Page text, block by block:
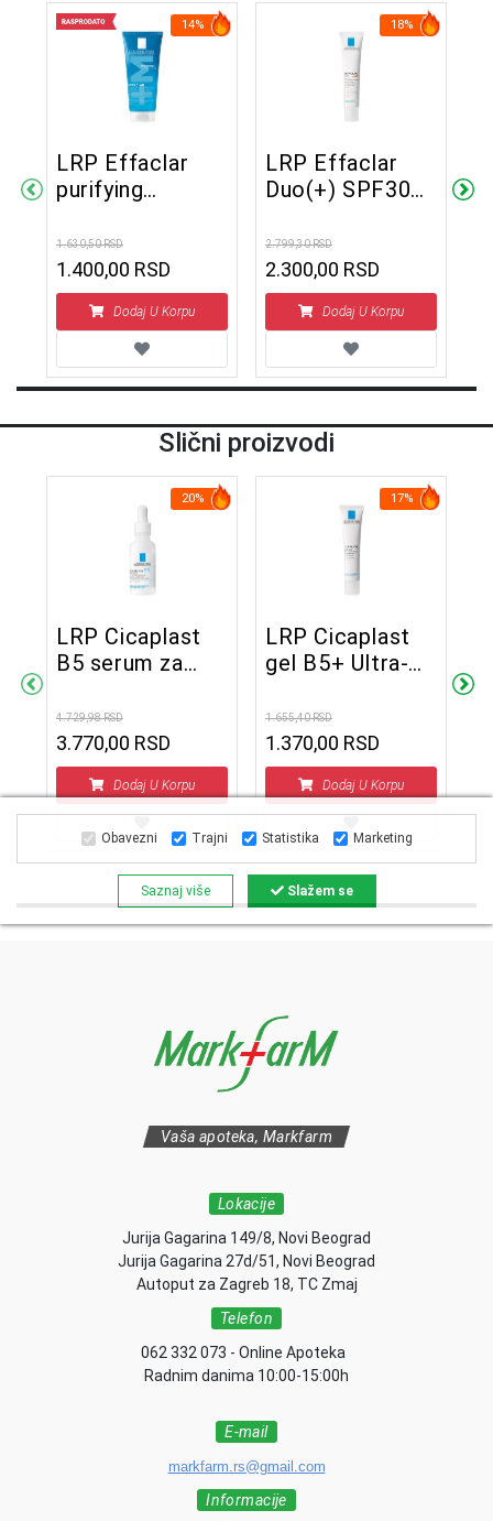
14%
LRP Effaclar
purifying
ml
1.630,50 RSD
1.400,00 RSD
Dodaj U Korpu
18%
LRP Effaclar
Duo(+) SPF30
krema 40 ml
2.799,30 RSD
2.300,00 RSD
Dodaj U Korpu
Slični proizvodi
20%
LRP Cicaplast
B5 serum za
nadraženu kožu
bez sjaja, 30 ml
4.729,98 RSD
3.770,00 RSD
Dodaj U Korpu
17%
LRP Cicaplast
gel B5+ Ultra-
umirujući balzam
za bebe, decu i
odrasle 40 ml
1.655,40 RSD
1.370,00 RSD
Dodaj U Korpu
Vaša apoteka, Markfarm
Lokacije
Jurija Gagarina 149/8, Novi Beograd
Jurija Gagarina 27d/51, Novi Beograd
Autoput za Zagreb 18, TC Zmaj
Telefon
062 332 073 - Online Apoteka
Radnim danima 10:00-15:00h
E-mail
markfarm.rs@gmail.com
Informacije
Obavezni Trajni Statistika Marketing
Saznaj više Slažem se